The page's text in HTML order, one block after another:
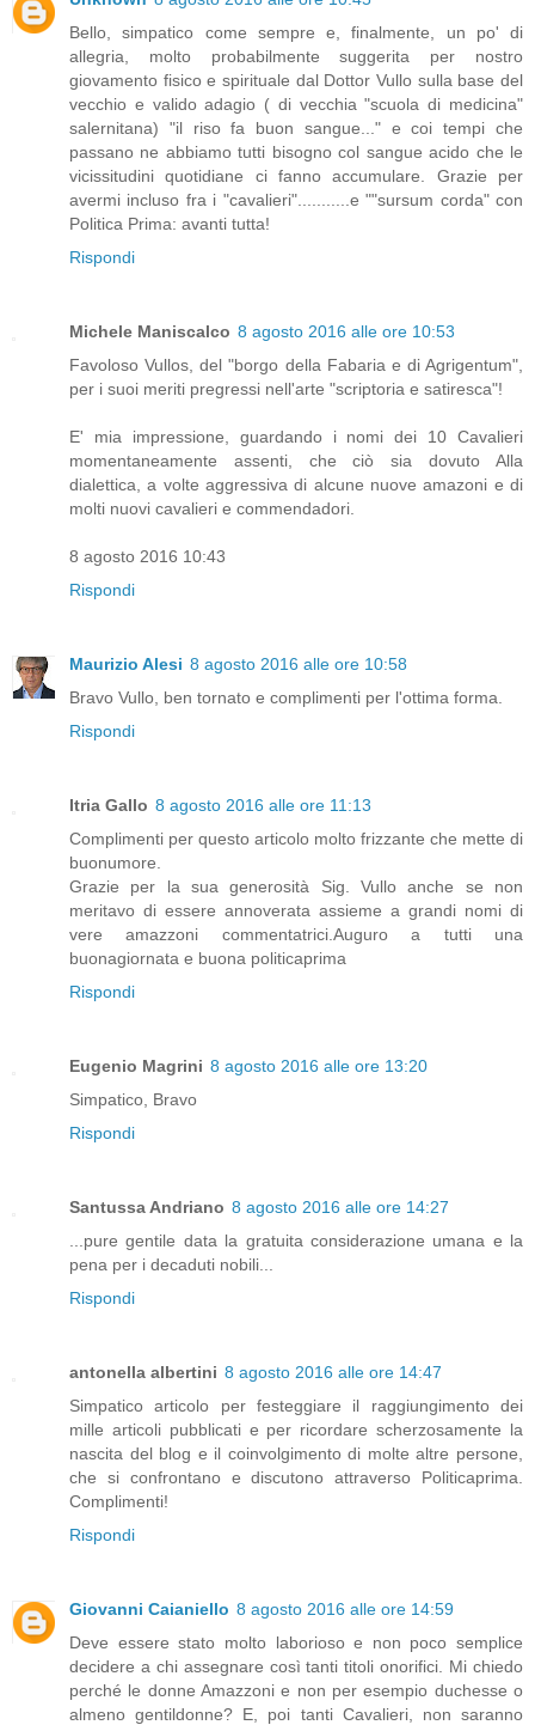
Bello, simpatico come sempre e, finalmente, un po' di
allegria, molto probabilmente suggerita per nostro
giovamento fisico e spirituale dal Dottor Vullo sulla base del
vecchio e valido adagio ( di vecchia "scuola di medicina"
salernitana) "il riso fa buon sangue..." e coi tempi che
passano ne abbiamo tutti bisogno col sangue acido che le
vicissitudini quotidiane ci fanno accumulare. Grazie per
avermi incluso fra i "cavalieri"...........e ""sursum corda" con
Politica Prima: avanti tutta!
Rispondi
Michele Maniscalco 8 agosto 2016 alle ore 10:53
Favoloso Vullos, del "borgo della Fabaria e di Agrigentum",
per i suoi meriti pregressi nell'arte "scriptoria e satiresca"!
E' mia impressione, guardando i nomi dei 10 Cavalieri
momentaneamente assenti, che ciò sia dovuto Alla
dialettica, a volte aggressiva di alcune nuove amazoni e di
molti nuovi cavalieri e commendadori.
8 agosto 2016 10:43
Rispondi
Maurizio Alesi 8 agosto 2016 alle ore 10:58
Bravo Vullo, ben tornato e complimenti per l'ottima forma.
Rispondi
Itria Gallo 8 agosto 2016 alle ore 11:13
Complimenti per questo articolo molto frizzante che mette di
buonumore.
Grazie per la sua generosità Sig. Vullo anche se non
meritavo di essere annoverata assieme a grandi nomi di
vere amazzoni commentatrici.Auguro a tutti una
buonagiornata e buona politicaprima
Rispondi
Eugenio Magrini 8 agosto 2016 alle ore 13:20
Simpatico, Bravo
Rispondi
Santussa Andriano 8 agosto 2016 alle ore 14:27
...pure gentile data la gratuita considerazione umana e la
pena per i decaduti nobili...
Rispondi
antonella albertini 8 agosto 2016 alle ore 14:47
Simpatico articolo per festeggiare il raggiungimento dei
mille articoli pubblicati e per ricordare scherzosamente la
nascita del blog e il coinvolgimento di molte altre persone,
che si confrontano e discutono attraverso Politicaprima.
Complimenti!
Rispondi
Giovanni Caianiello 8 agosto 2016 alle ore 14:59
Deve essere stato molto laborioso e non poco semplice
decidere a chi assegnare così tanti titoli onorifici. Mi chiedo
perché le donne Amazzoni e non per esempio duchesse o
almeno gentildonne? E, poi tanti Cavalieri, non saranno